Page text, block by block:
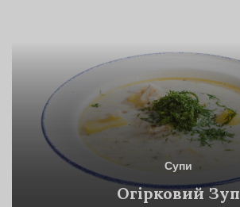
Супи
Огірковий Зуп